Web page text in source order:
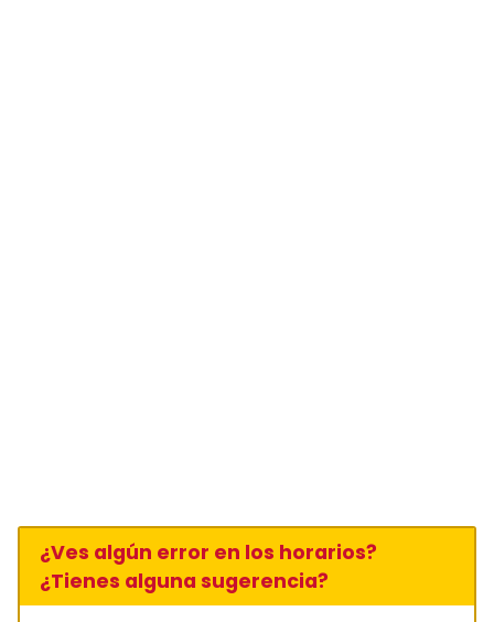
¿Ves algún error en los horarios?
¿Tienes alguna sugerencia?